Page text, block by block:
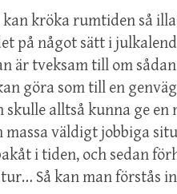
kröka rumtiden så
på något sätt i
är tveksam till om
göra som till en
alltså kunna ge
massa väldigt jobbiga
i tiden, och sedan
Så kan man förstås